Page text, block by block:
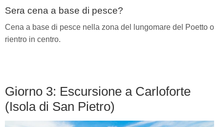
Sera cena a base di pesce?
Cena a base di pesce nella zona del lungomare del Poetto o
rientro in centro.
Giorno 3: Escursione a Carloforte
(Isola di San Pietro)